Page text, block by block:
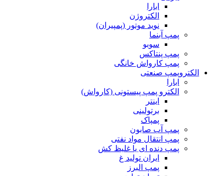
ابارا
الکتروژن
نوید موتور (پمپیران)
پمپ آبنما
سوبو
پمپ پنتاکس
پمپ کارواش خانگی
الکتروپمپ صنعتی
ابارا
الکترو پمپ پیستونی (کارواش)
اینتر
برتولینی
پمپاک
پمپ آب صابون
پمپ انتقال مواد نفتی
پمپ دنده ای یا غلیظ کش
ایران تولید غ
پمپ البرز